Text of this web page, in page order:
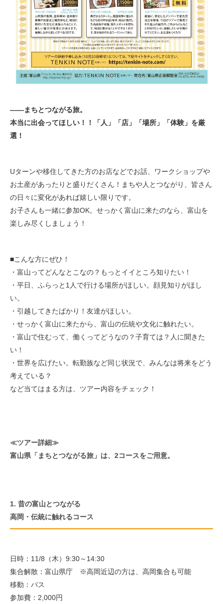
――まちとつながる旅。
本当に出会ってほしい！！「人」「店」「場所」「体験」を厳
選！
Uターンや移住してきた方のお店などでお話、ワークショップや
お土産があったりと盛りだくさん！まちや人とつながり、皆さん
の日々に変化があれば嬉しい限りです。
お子さんも一緒に参加OK。せっかく富山に来たのなら、富山を
楽しみ尽くしましょう！
■こんな方にぜひ！
・富山ってどんなとこなの？もっとイイところ知りたい！
・平日、ふらっと1人で行ける場所がほしい。顔見知りがほし
い。
・引越してきたばかり！友達がほしい。
・せっかく富山に来たから、富山の伝統や文化に触れたい。
・富山で住むって、働くってどうなの？子育ては？人に聞きた
い！
・世界を広げたい。転勤族など同じ状況で、みんなは将来をどう
考えている？
など当てはまる方は、ツアー内容をチェック！
≪ツアー詳細≫
富山県「まちとつながる旅」は、2コースをご用意。
1. 昔の富山とつながる
高岡・伝統に触れるコース
日時：11/8（木）9:30～14:30
集合解散：富山県庁 ※高岡近辺の方は、高岡集合も可能
移動：バス
参加費：2,000円